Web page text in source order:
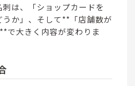
は、「ショップカードを
うか」、そして**「店舗数が
で大きく内容が変わりま